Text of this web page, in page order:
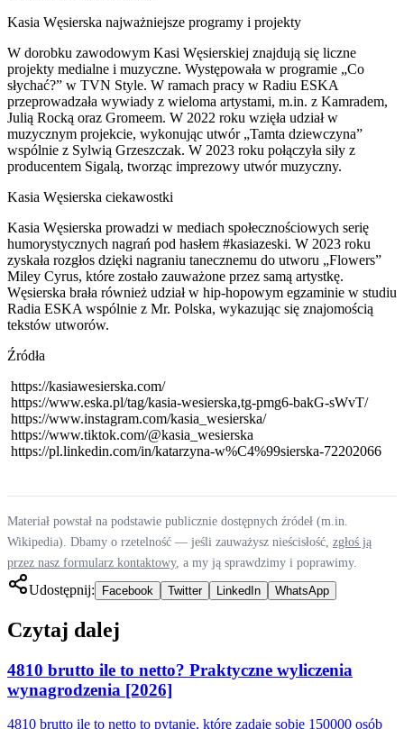
Kasia Węsierska najważniejsze programy i projekty
W dorobku zawodowym Kasi Węsierskiej znajdują się liczne
projekty medialne i muzyczne. Występowała w programie „Co
słychać?” w TVN Style. W ramach pracy w Radiu ESKA
przeprowadzała wywiady z wieloma artystami, m.in. z Kamradem,
Julią Rocką oraz Gromeem. W 2022 roku wzięła udział w
muzycznym projekcie, wykonując utwór „Tamta dziewczyna”
wspólnie z Sylwią Grzeszczak. W 2023 roku połączyła siły z
producentem Sigalą, tworząc imprezowy utwór muzyczny.
Kasia Węsierska ciekawostki
Kasia Węsierska prowadzi w mediach społecznościowych serię
humorystycznych nagrań pod hasłem #kasiazeski. W 2023 roku
zyskała rozgłos dzięki nagraniu tanecznemu do utworu „Flowers”
Miley Cyrus, które zostało zauważone przez samą artystkę.
Węsierska brała również udział w hip-hopowym egzaminie w studiu
Radia ESKA wspólnie z Mr. Polska, wykazując się znajomością
tekstów utworów.
Źródła
https://kasiawesierska.com/
https://www.eska.pl/tag/kasia-wesierska,tg-pmg6-bakG-sWvT/
https://www.instagram.com/kasia_wesierska/
https://www.tiktok.com/@kasia_wesierska
https://pl.linkedin.com/in/katarzyna-w%C4%99sierska-72202066
Materiał powstał na podstawie publicznie dostępnych źródeł (m.in.
Wikipedia). Dbamy o rzetelność — jeśli zauważysz nieścisłość, zgłoś ją
przez nasz formularz kontaktowy, a my ją sprawdzimy i poprawimy.
Udostępnij: Facebook Twitter LinkedIn WhatsApp
Czytaj dalej
4810 brutto ile to netto? Praktyczne wyliczenia
wynagrodzenia [2026]
4810 brutto ile to netto to pytanie, które zadaje sobie 150000 osób